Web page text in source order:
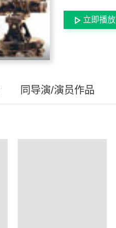
立即播放
同导演/演员作品